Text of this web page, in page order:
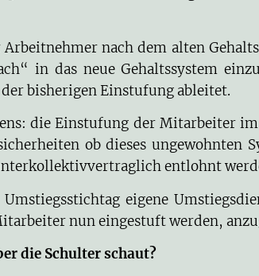
nach dem alten
in das neue Gehaltssystem
bisherigen Einstufung ableitet.
die Einstufung der Mitarbeiter
ob dieses ungewohnten
entlohnt
eigene
nun eingestuft werden,
die Schulter schaut?